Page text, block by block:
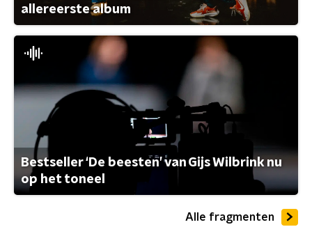
allereerste album
Bestseller ‘De beesten’ van Gijs Wilbrink nu
op het toneel
Alle fragmenten